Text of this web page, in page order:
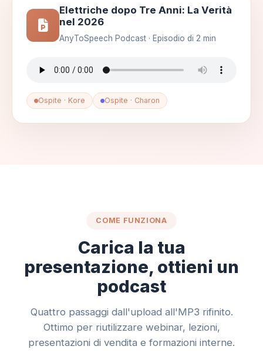
Elettriche dopo Tre Anni: La Verità
nel 2026
AnyToSpeech Podcast · Episodio di 2 min
Ospite · Kore Ospite · Charon
COME FUNZIONA
Carica la tua
presentazione, ottieni un
podcast
Quattro passaggi dall'upload all'MP3 rifinito.
Ottimo per riutilizzare webinar, lezioni,
presentazioni di vendita e formazioni interne.